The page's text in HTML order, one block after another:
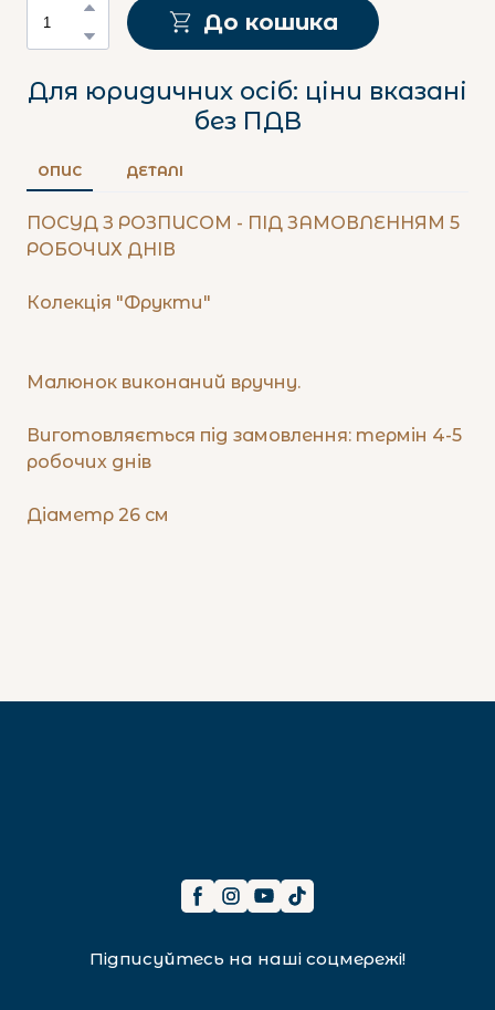
До кошика
Для юридичних осіб: ціни вказані
без ПДВ
ОПИС ДЕТАЛІ
ПОСУД З РОЗПИСОМ - ПІД ЗАМОВЛЕННЯМ 5
РОБОЧИХ ДНІВ
Колекція "Фрукти"
Малюнок виконаний вручну.
Виготовляється під замовлення: термін 4-5
робочих днів
Діаметр 26 см
Підписуйтесь на наші соцмережі!